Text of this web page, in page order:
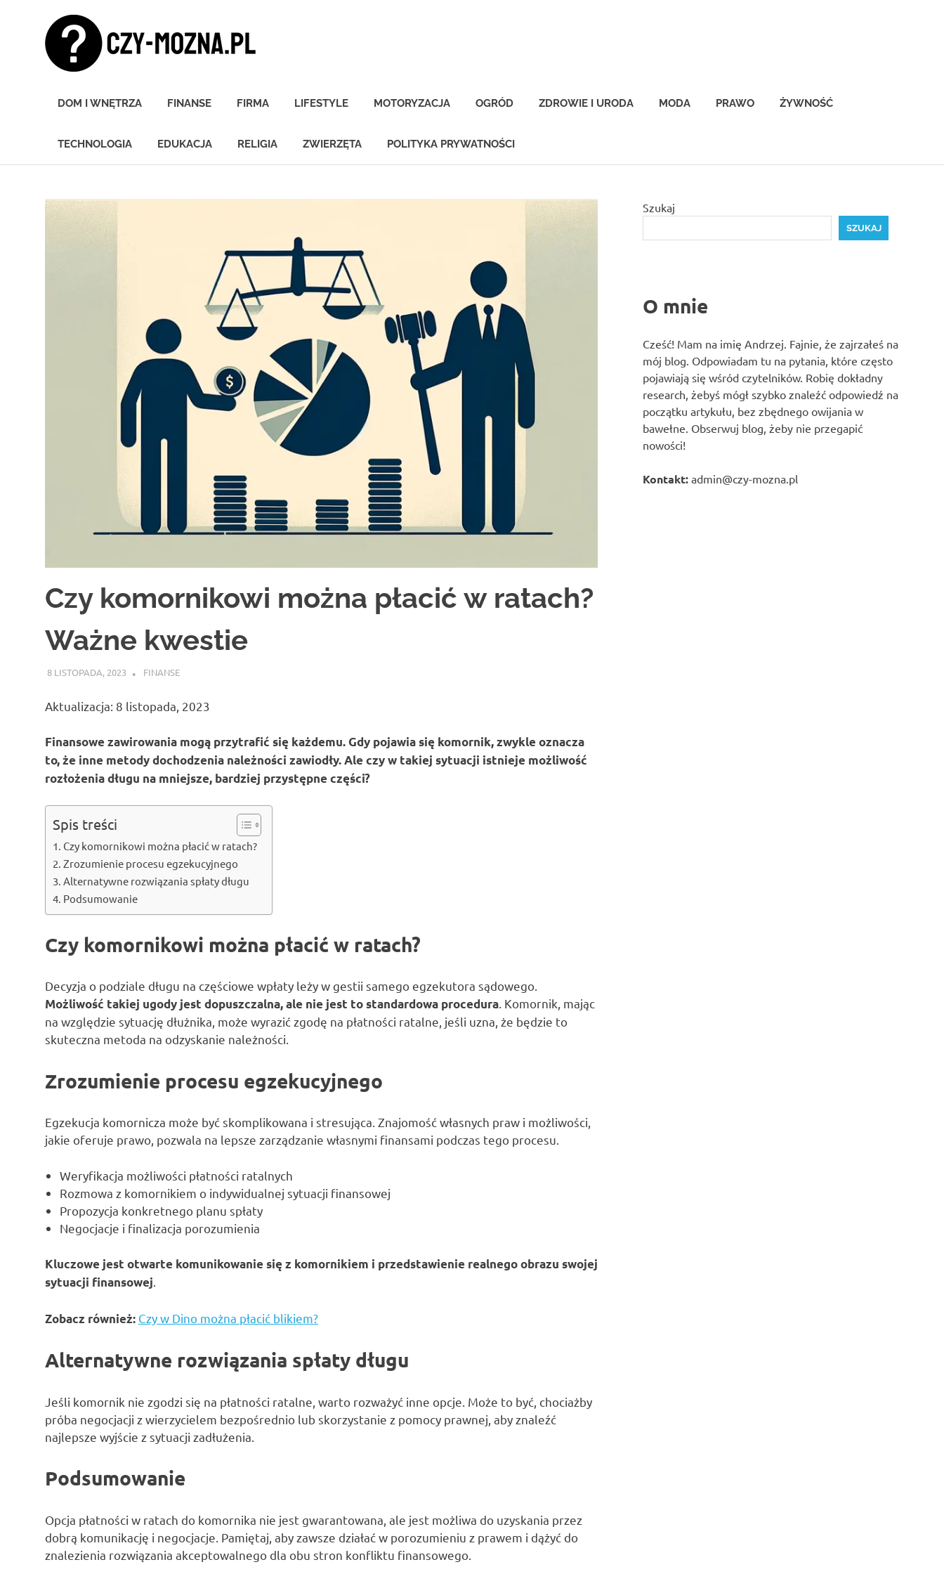
DOM I WNĘTRZA FINANSE FIRMA LIFESTYLE MOTORYZACJA OGRÓD ZDROWIE I URODA MODA PRAWO ŻYWNOŚĆ
TECHNOLOGIA EDUKACJA RELIGIA ZWIERZĘTA POLITYKA PRYWATNOŚCI
Czy komornikowi można płacić w ratach?
Ważne kwestie
8 LISTOPADA, 2023 ATROX
FINANSE
Aktualizacja: 8 listopada, 2023
Finansowe zawirowania mogą przytrafić się każdemu. Gdy pojawia się komornik, zwykle oznacza
to, że inne metody dochodzenia należności zawiodły. Ale czy w takiej sytuacji istnieje możliwość
rozłożenia długu na mniejsze, bardziej przystępne części?
Spis treści
Czy komornikowi można płacić w ratach?
Zrozumienie procesu egzekucyjnego
Alternatywne rozwiązania spłaty długu
Podsumowanie
Czy komornikowi można płacić w ratach?
Decyzja o podziale długu na częściowe wpłaty leży w gestii samego egzekutora sądowego.
Możliwość takiej ugody jest dopuszczalna, ale nie jest to standardowa procedura. Komornik, mając
na względzie sytuację dłużnika, może wyrazić zgodę na płatności ratalne, jeśli uzna, że będzie to
skuteczna metoda na odzyskanie należności.
Zrozumienie procesu egzekucyjnego
Egzekucja komornicza może być skomplikowana i stresująca. Znajomość własnych praw i możliwości,
jakie oferuje prawo, pozwala na lepsze zarządzanie własnymi finansami podczas tego procesu.
Weryfikacja możliwości płatności ratalnych
Rozmowa z komornikiem o indywidualnej sytuacji finansowej
Propozycja konkretnego planu spłaty
Negocjacje i finalizacja porozumienia
Kluczowe jest otwarte komunikowanie się z komornikiem i przedstawienie realnego obrazu swojej
sytuacji finansowej.
Zobacz również: Czy w Dino można płacić blikiem?
Alternatywne rozwiązania spłaty długu
Jeśli komornik nie zgodzi się na płatności ratalne, warto rozważyć inne opcje. Może to być, chociażby
próba negocjacji z wierzycielem bezpośrednio lub skorzystanie z pomocy prawnej, aby znaleźć
najlepsze wyjście z sytuacji zadłużenia.
Podsumowanie
Opcja płatności w ratach do komornika nie jest gwarantowana, ale jest możliwa do uzyskania przez
dobrą komunikację i negocjacje. Pamiętaj, aby zawsze działać w porozumieniu z prawem i dążyć do
znalezienia rozwiązania akceptowalnego dla obu stron konfliktu finansowego.
Szukaj
SZUKAJ
O mnie
Cześć! Mam na imię Andrzej. Fajnie, że zajrzałeś na
mój blog. Odpowiadam tu na pytania, które często
pojawiają się wśród czytelników. Robię dokładny
research, żebyś mógł szybko znaleźć odpowiedź na
początku artykułu, bez zbędnego owijania w
bawełne. Obserwuj blog, żeby nie przegapić
nowości!
Kontakt: admin@czy-mozna.pl